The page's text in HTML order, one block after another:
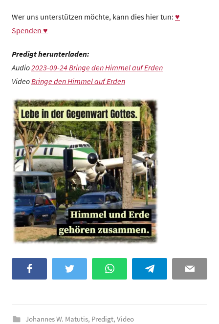
Wer uns unterstützen möchte, kann dies hier tun: ♥
Spenden ♥
Predigt herunterladen:
Audio2023-09-24 Bringe den Himmel auf Erden
VideoBringe den Himmel auf Erden
Twitter WhatsApp Telegram Email
Johannes W. Matutis, Predigt, Video